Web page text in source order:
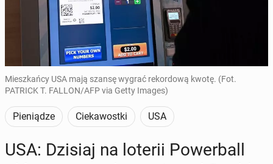
Mieszkańcy USA mają szansę wygrać rekordową kwotę. (Fot.
PATRICK T. FALLON/AFP via Getty Images)
Pieniądze Ciekawostki USA
USA: Dzisiaj na loterii Po­wer­ball